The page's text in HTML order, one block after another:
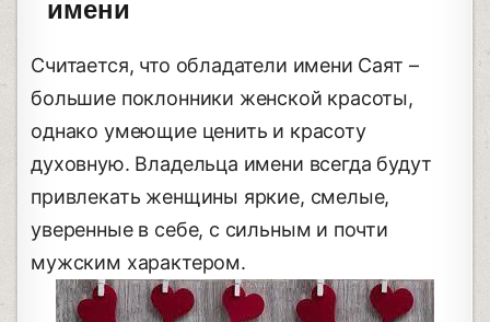
имени
Считается, что обладатели имени Саят –
большие поклонники женской красоты,
однако умеющие ценить и красоту
духовную. Владельца имени всегда будут
привлекать женщины яркие, смелые,
уверенные в себе, с сильным и почти
мужским характером.